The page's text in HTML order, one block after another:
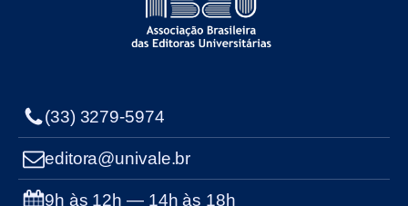
(33) 3279-5974
editora@univale.br
9h às 12h — 14h às 18h